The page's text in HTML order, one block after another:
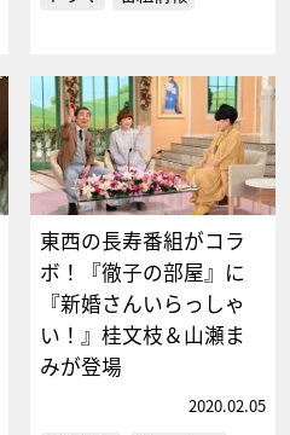
東西の長寿番組がコラ
ボ！『徹子の部屋』に
『新婚さんいらっしゃ
い！』桂文枝＆山瀬ま
みが登場
2020.02.05